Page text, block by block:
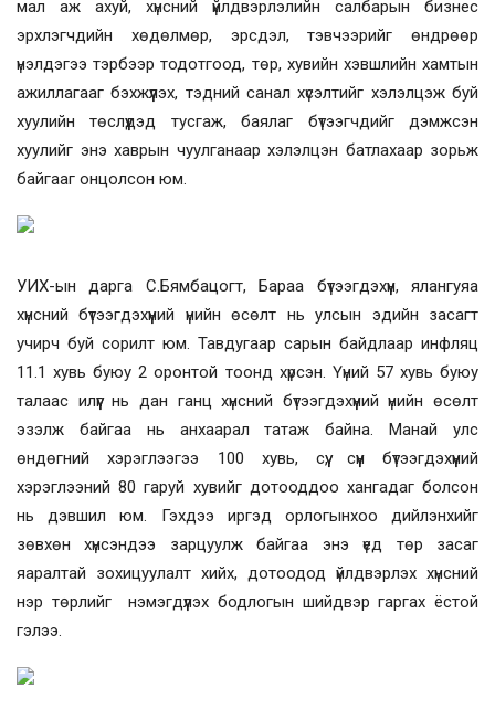
мал аж ахуй, хүнсний үйлдвэрлэлийн салбарын бизнес
эрхлэгчдийн хөдөлмөр, эрсдэл, тэвчээрийг өндрөөр
үнэлдэгээ тэрбээр тодотгоод, төр, хувийн хэвшлийн хамтын
ажиллагааг бэхжүүлэх, тэдний санал хүсэлтийг хэлэлцэж буй
хуулийн төслүүдэд тусгаж, баялаг бүтээгчдийг дэмжсэн
хуулийг энэ хаврын чуулганаар хэлэлцэн батлахаар зорьж
байгааг онцолсон юм.
УИХ-ын дарга С.Бямбацогт, Бараа бүтээгдэхүүн, ялангуяа
хүнсний бүтээгдэхүүний үнийн өсөлт нь улсын эдийн засагт
учирч буй сорилт юм. Тавдугаар сарын байдлаар инфляц
11.1 хувь буюу 2 оронтой тоонд хүрсэн. Үүний 57 хувь буюу
талаас илүүг нь дан ганц хүнсний бүтээгдэхүүний үнийн өсөлт
эзэлж байгаа нь анхаарал татаж байна. Манай улс
өндөгний хэрэглээгээ 100 хувь, сүү, сүүн бүтээгдэхүүний
хэрэглээний 80 гаруй хувийг дотооддоо хангадаг болсон
нь дэвшил юм. Гэхдээ иргэд орлогынхоо дийлэнхийг
зөвхөн хүнсэндээ зарцуулж байгаа энэ үед төр засаг
яаралтай зохицуулалт хийх, дотоодод үйлдвэрлэх хүнсний
нэр төрлийг нэмэгдүүлэх бодлогын шийдвэр гаргах ёстой
гэлээ.